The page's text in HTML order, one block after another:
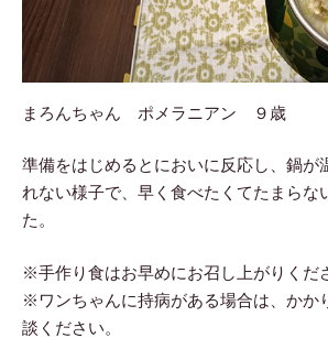
まろんちゃん ポメラニアン ９歳
準備をはじめるとにおいに反応し、鍋が
れない様子で、早く食べたくてたまらな
た。
※手作り食はお早めにお召し上がりくだ
※ワンちゃんに持病がある場合は、かか
談ください。